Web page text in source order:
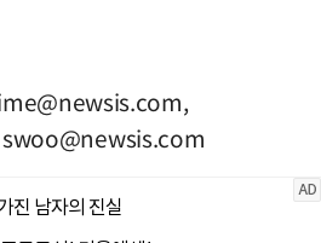
,
swoo@newsis.com